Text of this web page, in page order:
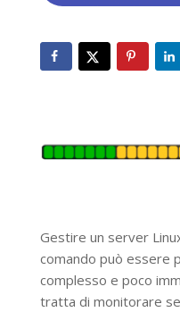
Gestire un server
comando può essere
complesso e poco
tratta di monitorare